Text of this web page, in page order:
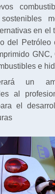
sostenibles
en el
del Petróleo
e
un
al
el